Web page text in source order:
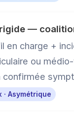
—
en charge +
ou
· Asymétrique